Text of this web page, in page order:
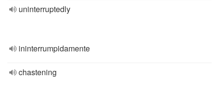
uninterruptedly
ininterrumpidamente
chastening